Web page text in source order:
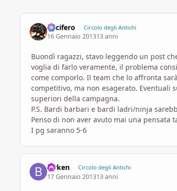
Lucifero Circolo degli Antichi
16 Gennaio 201313 anni
Buondì ragazzi, stavo leggendo un post
voglia di farlo veramente, il problema
come comporlo. Il team che lo affronta
competitivo, ma non esagerato.
superiori della campagna.
P.S. Bardi barbari e bardi ladri/ninja
Penso di non aver avuto mai una
I pg saranno 5-6
birken Circolo degli Antichi
17 Gennaio 201313 anni